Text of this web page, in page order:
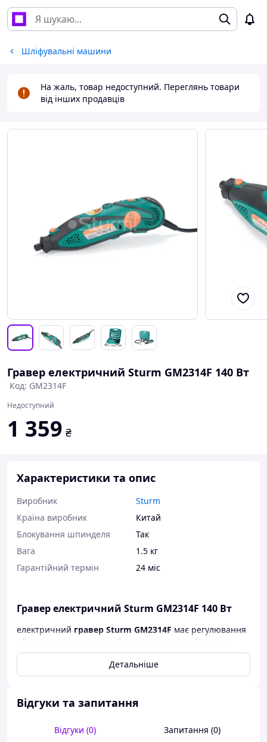
Шліфувальні машини
На жаль, товар недоступний. Переглянь товари
від інших продавців
Гравер електричний Sturm GM2314F 140 Вт
Код: GM2314F
Недоступний
1 359 ₴
Характеристики та опис
Виробник
Sturm
Країна виробник
Китай
Блокування шпинделя
Так
Вага
1.5 кг
Гарантійний термін
24 міс
Гравер електричний Sturm GM2314F 140 Вт
електричний гравер Sturm GM2314F має регулювання
обертів, що дозволяє вибрати оптимальний режим
роботи. Завдяки блокуванню шпинделя, замінити
оснастку не складає труднощів.Гнучкий вал,
до комплекту, допомагає під час роботи у
аксесуарів у пластиковому кейсі.
Детальніше
Відгуки та запитання
Відгуки (0) Запитання (0)